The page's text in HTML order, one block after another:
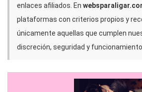
enlaces afiliados. En
plataformas con criterios propios y
únicamente aquellas que cumplen
discreción, seguridad y funcionamiento